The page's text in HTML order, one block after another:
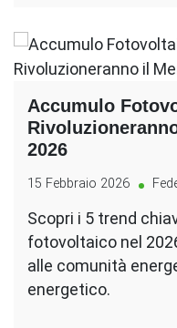
Accumulo
2026
15 Febbraio 2026
Scopri i 5 trend
fotovoltaico nel
alle comunità
energetico.